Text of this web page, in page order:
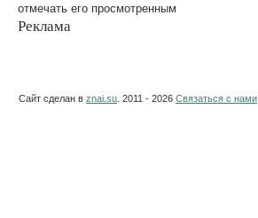
отмечать его просмотренным
Реклама
Сайт сделан в znai.su . 2011 - 2026 Связаться с нами